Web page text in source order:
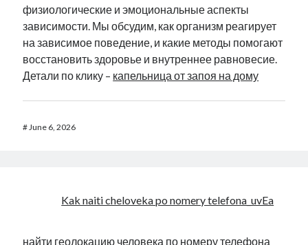
физиологические и эмоциональные аспекты
зависимости. Мы обсудим, как организм реагирует
на зависимое поведение, и какие методы помогают
восстановить здоровье и внутреннее равновесие.
Детали по клику – капельница от запоя на дому
#June 6, 2026
Kak naiti cheloveka po nomery telefona_uvEa
найти геолокацию человека по номеру телефона